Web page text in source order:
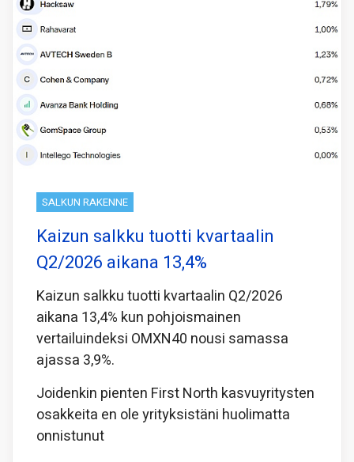
SALKUN RAKENNE
Kaizun salkku tuotti kvartaalin
Q2/2026 aikana 13,4%
Kaizun salkku tuotti kvartaalin Q2/2026
aikana 13,4% kun pohjoismainen
vertailuindeksi OMXN40 nousi samassa
ajassa 3,9%.
Joidenkin pienten First North kasvuyritysten
osakkeita en ole yrityksistäni huolimatta
onnistunut